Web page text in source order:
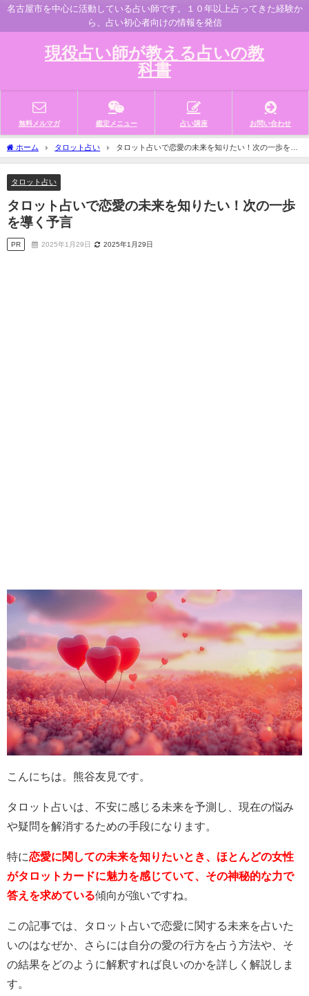
名古屋市を中心に活動している占い師です。１０年以上占ってきた経験か
ら、占い初心者向けの情報を発信
現役占い師が教える占いの教
科書
無料メルマガ 鑑定メニュー 占い講座 お問い合わせ
ホーム タロット占い
タロット占いで恋愛の未来を知りたい！次の一歩を導
く予言
タロット占い
タロット占いで恋愛の未来を知りたい！次の一歩
を導く予言
PR 2025年1月29日 2025年1月29日
こんにちは。熊谷友見です。
タロット占いは、不安に感じる未来を予測し、現在の悩み
や疑問を解消するための手段になります。
特に恋愛に関しての未来を知りたいとき、ほとんどの女性
がタロットカードに魅力を感じていて、その神秘的な力で
答えを求めている傾向が強いですね。
この記事では、タロット占いで恋愛に関する未来を占いた
いのはなぜか、さらには自分の愛の行方を占う方法や、そ
の結果をどのように解釈すれば良いのかを詳しく解説しま
す。